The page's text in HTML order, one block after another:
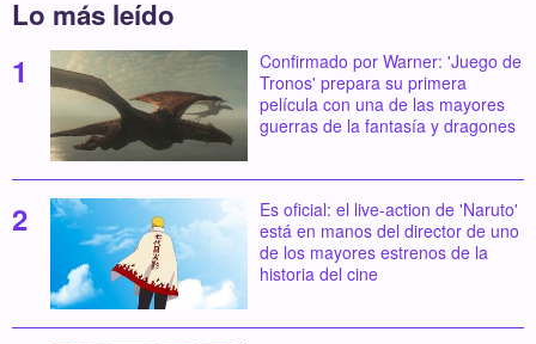
Lo más leído
Confirmado por Warner: 'Juego de
Tronos' prepara su primera
película con una de las mayores
guerras de la fantasía y dragones
Es oficial: el live-action de 'Naruto'
está en manos del director de uno
de los mayores estrenos de la
historia del cine